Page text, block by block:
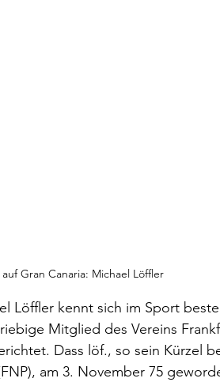
Gran Canaria: Michael Löffler
Löffler kennt sich im Sport
Mitglied des Vereins
Dass löf., so sein Kürzel
am 3. November 75